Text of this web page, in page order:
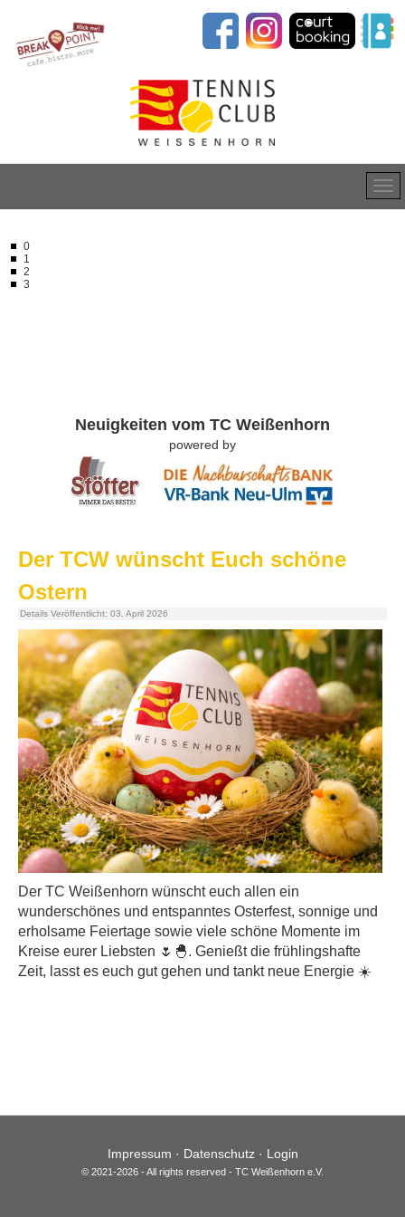
0
1
2
3
Neuigkeiten vom TC Weißenhorn
powered by
Der TCW wünscht Euch schöne
Ostern
Details Veröffentlicht: 03. April 2026
Der TC Weißenhorn wünscht euch allen ein
wunderschönes und entspanntes Osterfest, sonnige und
erholsame Feiertage sowie viele schöne Momente im
Kreise eurer Liebsten 🌷🐣. Genießt die frühlingshafte
Zeit, lasst es euch gut gehen und tankt neue Energie ☀️
Impressum · Datenschutz· Login
© 2021-2026 - All rights reserved - TC Weißenhorn e.V.